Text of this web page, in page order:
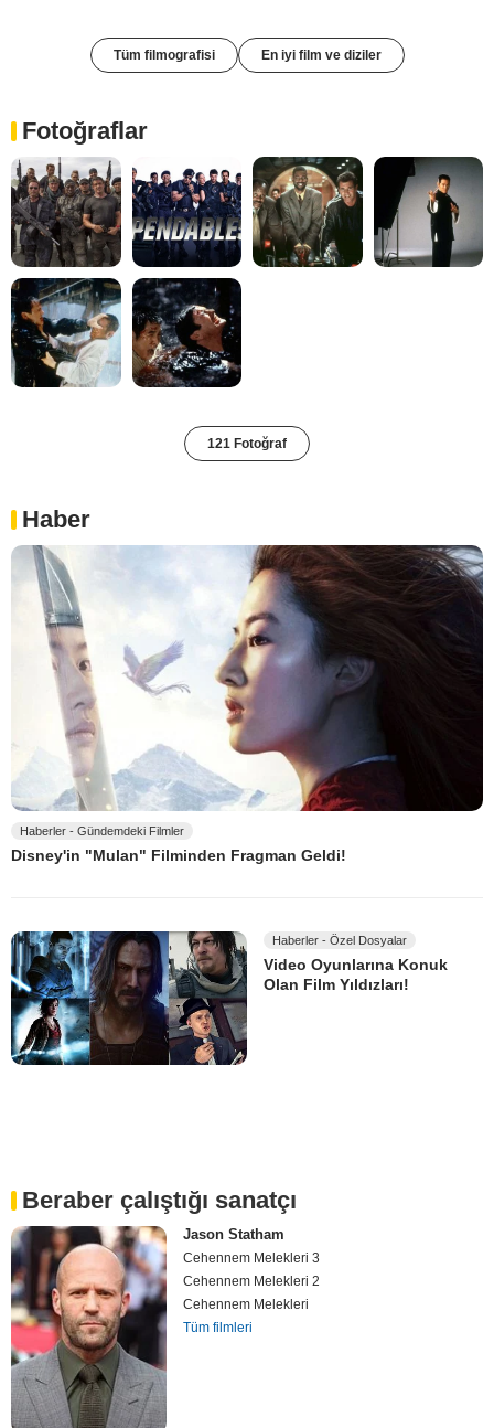
Tüm filmografisi En iyi film ve diziler
Fotoğraflar
121 Fotoğraf
Haber
Haberler - Gündemdeki Filmler
Disney'in "Mulan" Filminden Fragman Geldi!
Haberler - Özel Dosyalar
Video Oyunlarına Konuk
Olan Film Yıldızları!
Beraber çalıştığı sanatçı
Jason Statham
Cehennem Melekleri 3
Cehennem Melekleri 2
Cehennem Melekleri
Tüm filmleri